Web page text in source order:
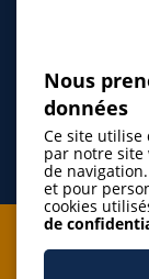
Je
Nous
données
Ce site utilise
par notre site
de
et pour
cookies
de